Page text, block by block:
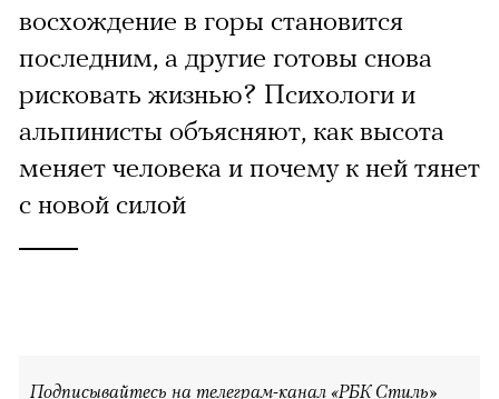
восхождение в горы становится
последним, а другие готовы снова
рисковать жизнью? Психологи и
альпинисты объясняют, как высота
меняет человека и почему к ней тянет
с новой силой
Подписывайтесь на телеграм-канал «РБК Стиль»